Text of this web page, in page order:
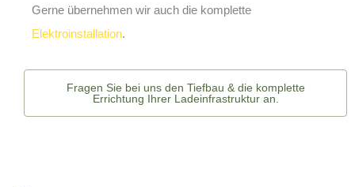
Gerne übernehmen wir auch die komplette
Elektroinstallation.
Fragen Sie bei uns den Tiefbau & die komplette
Errichtung Ihrer Ladeinfrastruktur an.